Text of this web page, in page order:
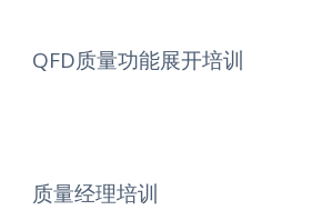
QFD质量功能展开培训
质量经理培训